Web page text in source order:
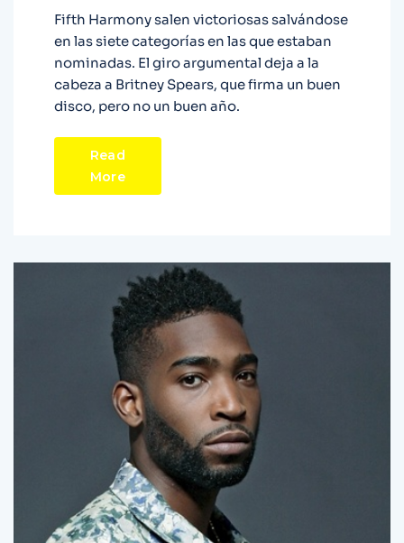
Fifth Harmony salen victoriosas salvándose
en las siete categorías en las que estaban
nominadas. El giro argumental deja a la
cabeza a Britney Spears, que firma un buen
disco, pero no un buen año.
Read
More